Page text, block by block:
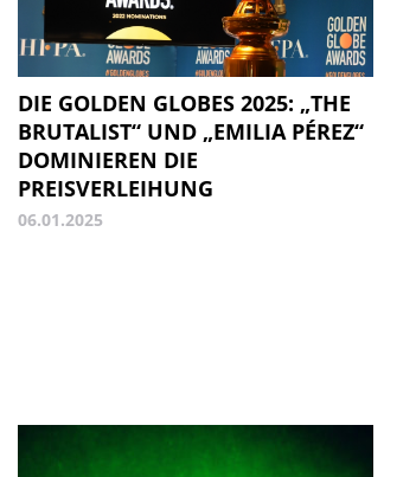
DIE GOLDEN GLOBES 2025: „THE
BRUTALIST“ UND „EMILIA PÉREZ“
DOMINIEREN DIE
PREISVERLEIHUNG
06.01.2025